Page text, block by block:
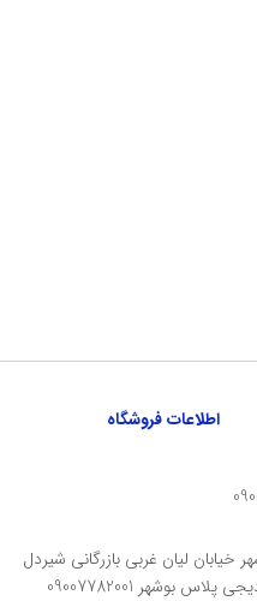
اطلاعات فروشگاه
خیابان لیان غربی بازرگانی شیردل
بوشهر 09007782001